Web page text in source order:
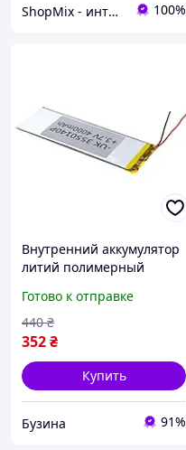
ShopMix - интернет-магазин сумок и аксессуаров 100%
Внутренний аккумулятор
литий полимерный
2800 мАч 3.7 вольт
buzyna
Готово к отправке
352₴
440 ₴
Купить
Бузина 91%